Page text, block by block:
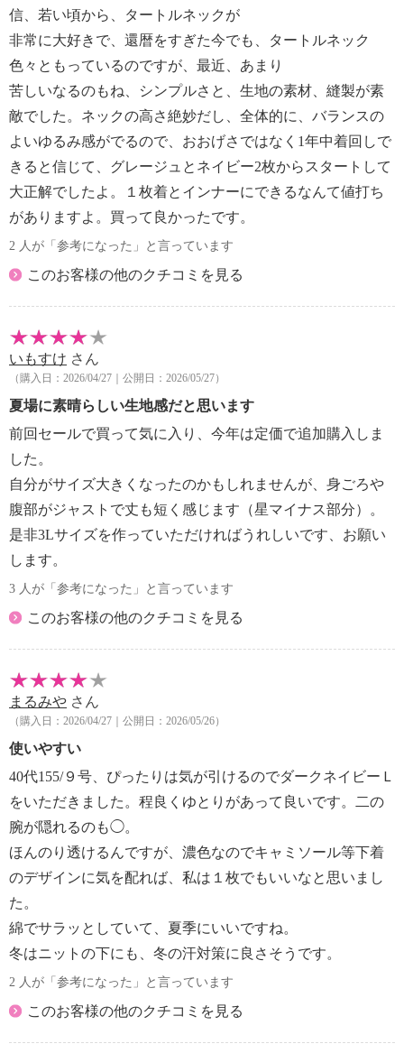
信、若い頃から、タートルネックが
非常に大好きで、還暦をすぎた今でも、タートルネック
色々ともっているのですが、最近、あまり
苦しいなるのもね、シンプルさと、生地の素材、縫製が素
敵でした。ネックの高さ絶妙だし、全体的に、バランスの
よいゆるみ感がでるので、おおげさではなく1年中着回しで
きると信じて、グレージュとネイビー2枚からスタートして
大正解でしたよ。１枚着とインナーにできるなんて値打ち
がありますよ。買って良かったです。
2 人が「参考になった」と言っています
このお客様の他のクチコミを見る
いもすけ さん
（購入日：2026/04/27｜公開日：2026/05/27）
夏場に素晴らしい生地感だと思います
前回セールで買って気に入り、今年は定価で追加購入しま
した。
自分がサイズ大きくなったのかもしれませんが、身ごろや
腹部がジャストで丈も短く感じます（星マイナス部分）。
是非3Lサイズを作っていただければうれしいです、お願い
します。
3 人が「参考になった」と言っています
このお客様の他のクチコミを見る
まるみや さん
（購入日：2026/04/27｜公開日：2026/05/26）
使いやすい
40代155/９号、ぴったりは気が引けるのでダークネイビーＬ
をいただきました。程良くゆとりがあって良いです。二の
腕が隠れるのも◯。
ほんのり透けるんですが、濃色なのでキャミソール等下着
のデザインに気を配れば、私は１枚でもいいなと思いまし
た。
綿でサラッとしていて、夏季にいいですね。
冬はニットの下にも、冬の汗対策に良さそうです。
2 人が「参考になった」と言っています
このお客様の他のクチコミを見る